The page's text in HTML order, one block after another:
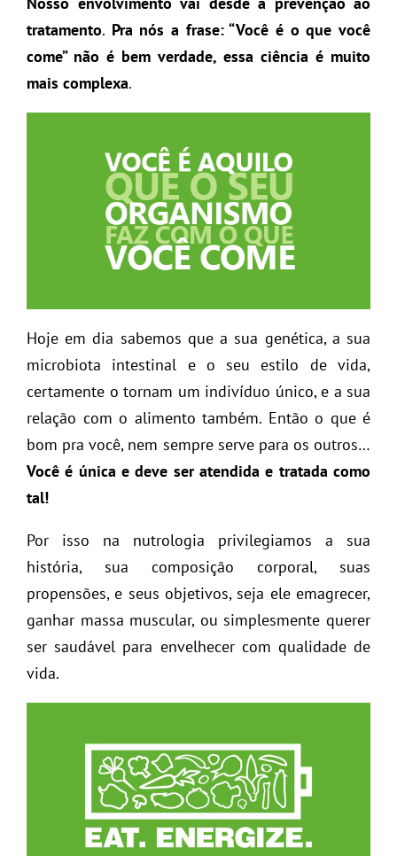
tratamento. Pra nós a frase: “Você é o que você
come” não é bem verdade, essa ciência é muito
mais complexa.
Hoje em dia sabemos que a sua genética, a sua
microbiota intestinal e o seu estilo de vida,
certamente o tornam um indivíduo único, e a sua
relação com o alimento também. Então o que é
bom pra você, nem sempre serve para os outros…
Você é única e deve ser atendida e tratada como
tal!
Por isso na nutrologia privilegiamos a sua
história, sua composição corporal, suas
propensões, e seus objetivos, seja ele emagrecer,
ganhar massa muscular, ou simplesmente querer
ser saudável para envelhecer com qualidade de
vida.